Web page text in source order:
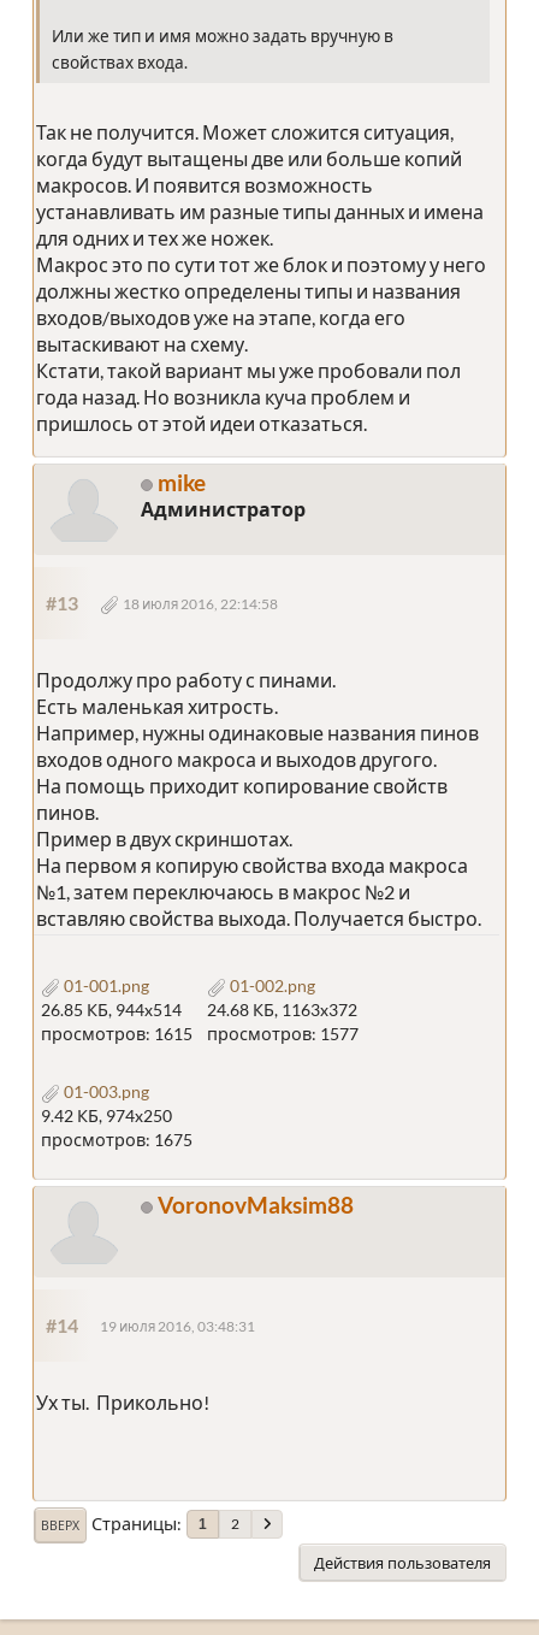
Или же тип и имя можно задать вручную в
свойствах входа.
Так не получится. Может сложится ситуация,
когда будут вытащены две или больше копий
макросов. И появится возможность
устанавливать им разные типы данных и имена
для одних и тех же ножек.
Макрос это по сути тот же блок и поэтому у него
должны жестко определены типы и названия
входов/выходов уже на этапе, когда его
вытаскивают на схему.
Кстати, такой вариант мы уже пробовали пол
года назад. Но возникла куча проблем и
пришлось от этой идеи отказаться.
mike
Администратор
#13 18 июля 2016, 22:14:58
Продолжу про работу с пинами.
Есть маленькая хитрость.
Например, нужны одинаковые названия пинов
входов одного макроса и выходов другого.
На помощь приходит копирование свойств
пинов.
Пример в двух скриншотах.
На первом я копирую свойства входа макроса
№1, затем переключаюсь в макрос №2 и
вставляю свойства выхода. Получается быстро.
01-001.png
26.85 КБ, 944x514
просмотров: 1615
01-002.png
24.68 КБ, 1163x372
просмотров: 1577
01-003.png
9.42 КБ, 974x250
просмотров: 1675
VoronovMaksim88
#14 19 июля 2016, 03:48:31
Ух ты. Прикольно!
ВВЕРХ Страницы 1 2
Действия пользователя